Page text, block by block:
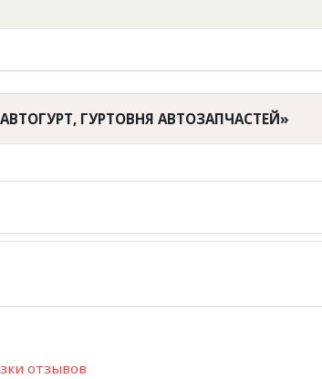
ГУРТОВНЯ АВТОЗАПЧАСТЕЙ»
отзывов